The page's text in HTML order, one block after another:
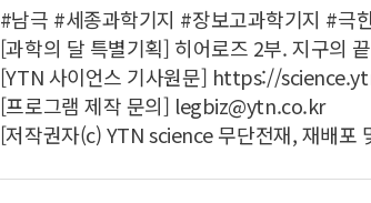
#남극 #세종과학기지 #장보고과학기지 #극
[과학의 달 특별기획] 히어로즈 2부. 지구의
[YTN 사이언스 기사원문] https://
[프로그램 제작 문의] legbiz@ytn.co.kr
[저작권자(c) YTN science 무단전재, 재배포